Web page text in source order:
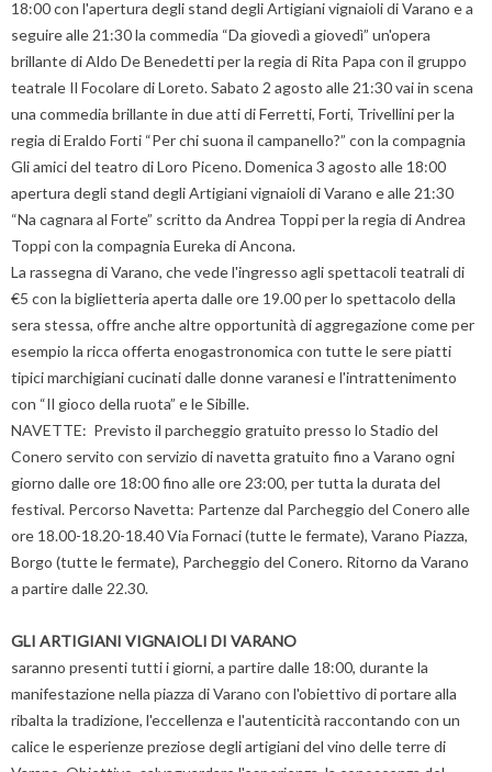
18:00 con l'apertura degli stand degli Artigiani vignaioli di Varano e a
seguire alle 21:30 la commedia “Da giovedì a giovedì” un'opera
brillante di Aldo De Benedetti per la regia di Rita Papa con il gruppo
teatrale Il Focolare di Loreto. Sabato 2 agosto alle 21:30 vai in scena
una commedia brillante in due atti di Ferretti, Forti, Trivellini per la
regia di Eraldo Forti “Per chi suona il campanello?” con la compagnia
Gli amici del teatro di Loro Piceno. Domenica 3 agosto alle 18:00
apertura degli stand degli Artigiani vignaioli di Varano e alle 21:30
“Na cagnara al Forte” scritto da Andrea Toppi per la regia di Andrea
Toppi con la compagnia Eureka di Ancona.
La rassegna di Varano, che vede l'ingresso agli spettacoli teatrali di
€5 con la biglietteria aperta dalle ore 19.00 per lo spettacolo della
sera stessa, offre anche altre opportunità di aggregazione come per
esempio la ricca offerta enogastronomica con tutte le sere piatti
tipici marchigiani cucinati dalle donne varanesi e l'intrattenimento
con “Il gioco della ruota” e le Sibille.
NAVETTE: Previsto il parcheggio gratuito presso lo Stadio del
Conero servito con servizio di navetta gratuito fino a Varano ogni
giorno dalle ore 18:00 fino alle ore 23:00, per tutta la durata del
festival. Percorso Navetta: Partenze dal Parcheggio del Conero alle
ore 18.00-18.20-18.40 Via Fornaci (tutte le fermate), Varano Piazza,
Borgo (tutte le fermate), Parcheggio del Conero. Ritorno da Varano
a partire dalle 22.30.
GLI ARTIGIANI VIGNAIOLI DI VARANO
saranno presenti tutti i giorni, a partire dalle 18:00, durante la
manifestazione nella piazza di Varano con l'obiettivo di portare alla
ribalta la tradizione, l'eccellenza e l'autenticità raccontando con un
calice le esperienze preziose degli artigiani del vino delle terre di